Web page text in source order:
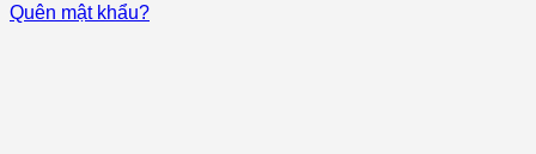
Quên mật khẩu?